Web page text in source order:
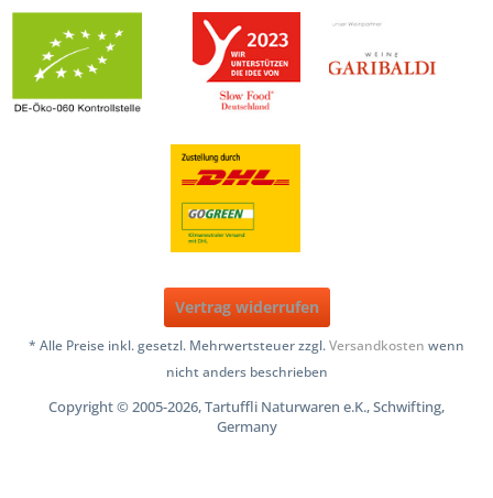
Vertrag widerrufen
* Alle Preise inkl. gesetzl. Mehrwertsteuer zzgl.Versandkosten wenn
nicht anders beschrieben
Copyright © 2005-2026, Tartuffli Naturwaren e.K., Schwifting,
Germany